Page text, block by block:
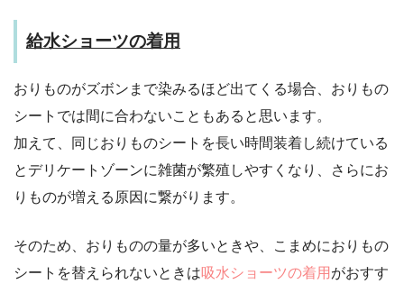
給水ショーツの着用
おりものがズボンまで染みるほど出てくる場合、おりもの
シートでは間に合わないこともあると思います。
加えて、同じおりものシートを長い時間装着し続けている
とデリケートゾーンに雑菌が繁殖しやすくなり、さらにお
りものが増える原因に繋がります。
そのため、おりものの量が多いときや、こまめにおりもの
シートを替えられないときは吸水ショーツの着用 がおすす